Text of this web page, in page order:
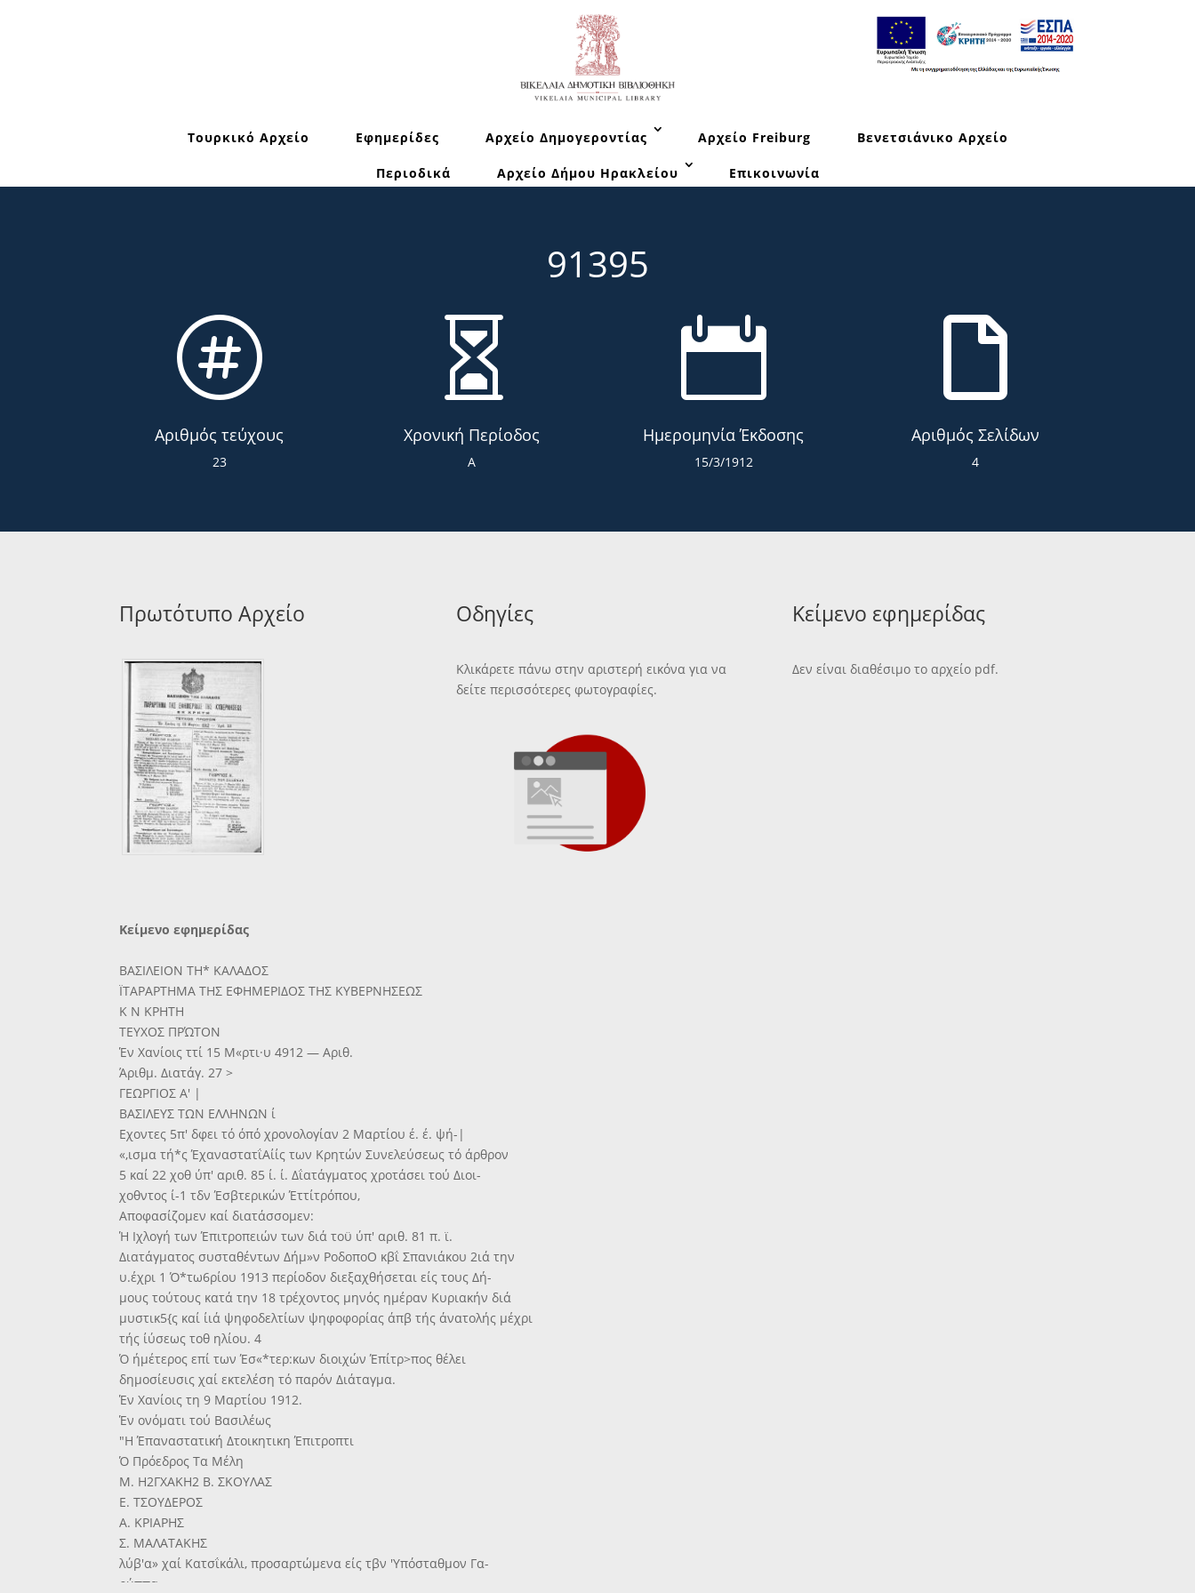
Τουρκικό Αρχείο Εφημερίδες Αρχείο Δημογεροντίας Αρχείο Freiburg Βενετσιάνικο Αρχείο
Περιοδικά Αρχείο Δήμου Ηρακλείου Επικοινωνία
91395

Αριθμός τεύχους
23

Χρονική Περίοδος
Α

Ημερομηνία Έκδοσης
15/3/1912

Αριθμός Σελίδων
4
Πρωτότυπο Αρχείο Οδηγίες
Κλικάρετε πάνω στην αριστερή εικόνα για να
δείτε περισσότερες φωτογραφίες.
Κείμενο εφημερίδας
Δεν είναι διαθέσιμο το αρχείο pdf.
Κείμενο εφημερίδας
ΒΑΣΙΛΕΙΟΝ ΤΗ* ΚΑΛΑΔΟΣ
ΪΤΑΡΑΡΤΗΜΑ ΤΗΣ ΕΦΗΜΕΡΙΔΟΣ ΤΗΣ ΚΥΒΕΡΝΗΣΕΩΣ
Κ Ν ΚΡΗΤΗ
ΤΕΥΧΟΣ ΠΡΏΤΟΝ
Έν Χανίοις ττί 15 Μ«ρτι·υ 4912 — Αριθ.
Άριθμ. Διατάγ. 27 >
ΓΕΩΡΓΙΟΣ Α' |
ΒΑΣΙΛΕΥΣ ΤΩΝ ΕΛΛΗΝΩΝ ί
Εχοντες 5π' δφει τό όπό χρονολογίαν 2 Μαρτίου έ. έ. ψή-|
«,ισμα τή*ς ΈχαναστατΐΑίίς των Κρητών Συνελεύσεως τό άρθρον
5 καί 22 χοθ ύπ' αριθ. 85 ί. ί. Δΐατάγματος χροτάσει τού Διοι-
χοθντος ί-1 τδν Έσβτερικών Έττίτρόπου,
Αποφασίζομεν καί διατάσσομεν:
Ή Ιχλογή των Έπιτροπειών των διά τοϋ ύπ' αριθ. 81 π. ϊ.
Διατάγματος συσταθέντων Δήμ»ν ΡοδοποΟ κβΐ Σπανιάκου 2ιά την
υ.έχρι 1 Ό*τω6ρίου 1913 περίοδον διεξαχθήσεται είς τους Δή-
μους τούτους κατά την 18 τρέχοντος μηνός ημέραν Κυριακήν διά
μυστικ5{ς καί ίιά ψηφοδελτίων ψηφοφορίας άπβ τής άνατολής μέχρι
τής ίύσεως τοθ ηλίου. 4
Ό ήμέτερος επί των Έσ«*τερ:κων διοιχών Έπίτρ>πος θέλει
δημοσίευσις χαί εκτελέση τό παρόν Διάταγμα.
Έν Χανίοις τη 9 Μαρτίου 1912.
Έν ονόματι τού Βασιλέως
"Η Έπαναστατική Δτοικητικη Έπιτροπτι
Ό Πρόεδρος Τα Μέλη
Μ. Η2ΓΧΑΚΗ2 Β. ΣΚΟΥΛΑΣ
Ε. ΤΣΟΥΔΕΡΟΣ
Α. ΚΡΙΑΡΗΣ
Σ. ΜΑΛΑΤΑΚΗΣ
λύβ'α» χαί Κατσΐκάλι, προσαρτώμενα είς τβν 'Υπόσταθμον Γα-
ρύππα.